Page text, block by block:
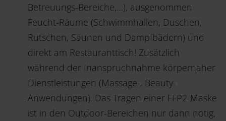
Betreuungs-Bereiche,…), ausgenommen
Feucht-Räume (Schwimmhallen, Duschen,
Rutschen, Saunen und Dampfbädern) und
direkt am Restauranttisch! Zusätzlich
während der Inanspruchnahme körpernaher
Dienstleistungen (Massage-, Beauty-
Anwendungen). Das Tragen einer FFP2-Maske
ist in den Outdoor-Bereichen nur dann nötig,